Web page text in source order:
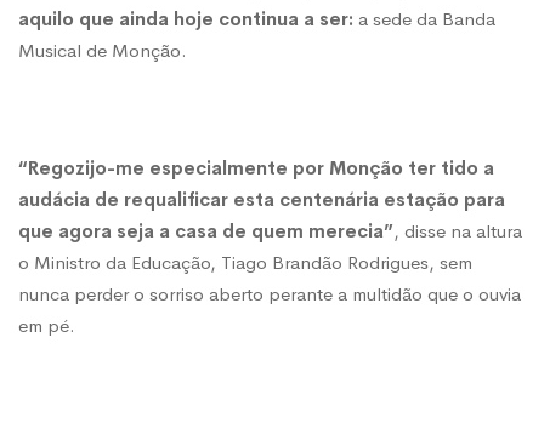
aquilo que ainda hoje continua a ser: a sede da Banda
Musical de Monção.
“Regozijo-me especialmente por Monção ter tido a
audácia de requalificar esta centenária estação para
que agora seja a casa de quem merecia”, disse na altura
o Ministro da Educação, Tiago Brandão Rodrigues, sem
nunca perder o sorriso aberto perante a multidão que o ouvia
em pé.